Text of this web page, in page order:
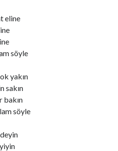
eline
söyle
yakın
sakın
bakın
söyle